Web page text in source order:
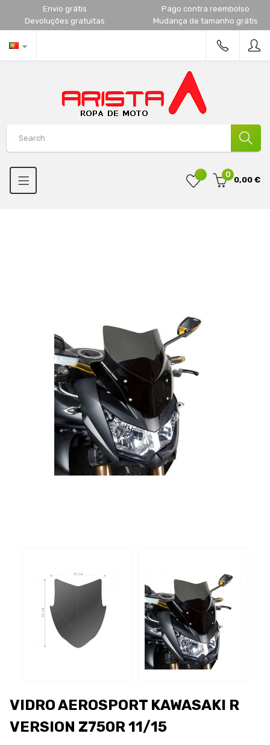
Envio grátis
Pago contra reembolso
Devoluções gratuitas
Mudança de tamanho grátis
0
0,00 €
VIDRO AEROSPORT KAWASAKI R
VERSION Z750R 11/15